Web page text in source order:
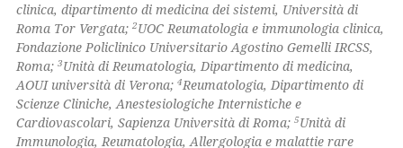
how this article has been
atscite.ai
shows how a scientific paper
been cited by providing the
of the citation, a
clinica, dipartimento di medicina dei sistemi, Università di
Roma Tor Vergata;2UOC Reumatologia e immunologia clinica,
Fondazione Policlinico Universitario Agostino Gemelli IRCSS,
Roma;3Unità di Reumatologia, Dipartimento di medicina,
AOUI università di Verona;4Reumatologia, Dipartimento di
Scienze Cliniche, Anestesiologiche Internistiche e
Cardiovascolari, Sapienza Università di Roma;5Unità di
Immunologia, Reumatologia, Allergologia e malattie rare